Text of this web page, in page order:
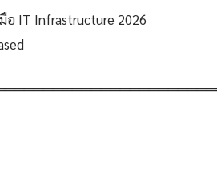
อ IT Infrastructure 2026